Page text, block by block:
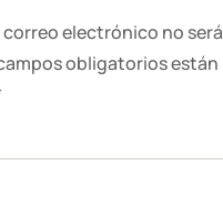
electrónico no será
obligatorios están